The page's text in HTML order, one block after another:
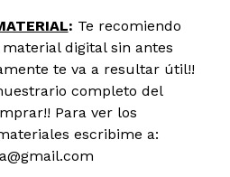
: Te recomiendo
digital sin antes
te va a resultar útil!!
completo del
Para ver los
escribime a: